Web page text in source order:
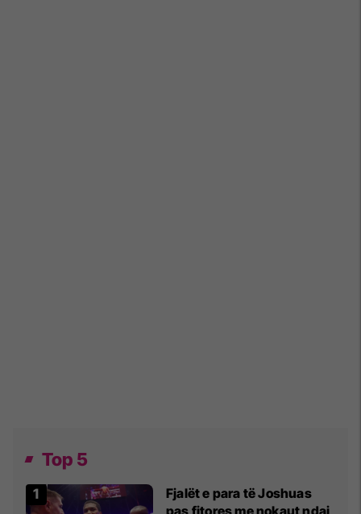
Top 5
Fjalët e para të Joshuas
pas fitores me nokaut ndaj